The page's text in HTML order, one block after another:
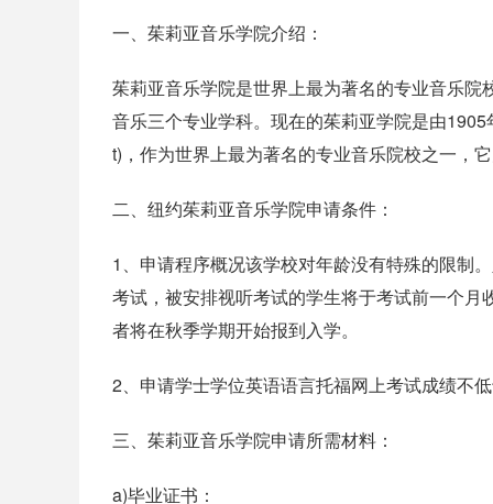
一、茱莉亚音乐学院介绍：
茱莉亚音乐学院是世界上最为著名的专业音乐
音乐三个专业学科。现在的茱莉亚学院是由
t)，作为世界上最为著名的专业音乐院校之一，
二、纽约茱莉亚音乐学院申请条件：
1、申请程序概况该学校对年龄没有特殊的限制
考试，被安排视听考试的学生将于考试前一个
者将在秋季学期开始报到入学。
2、申请学士学位英语语言托福网上考试成绩不
三、茱莉亚音乐学院申请所需材料：
a)毕业证书：